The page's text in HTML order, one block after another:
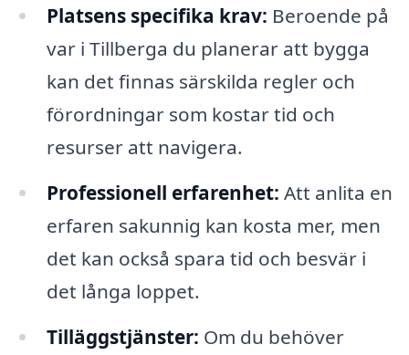
Platsens specifika krav: Beroende på
var i Tillberga du planerar att bygga
kan det finnas särskilda regler och
förordningar som kostar tid och
resurser att navigera.
Professionell erfarenhet: Att anlita en
erfaren sakunnig kan kosta mer, men
det kan också spara tid och besvär i
det långa loppet.
Tilläggstjänster: Om du behöver